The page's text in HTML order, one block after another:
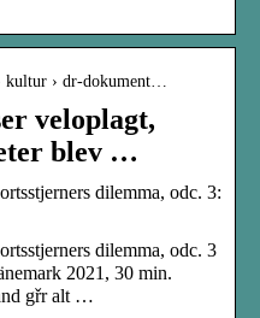
› dr-dokument…
veloplagt,
blev …
dilemma, odc. 3:
dilemma, odc. 3
2021, 30 min.
gřr alt …